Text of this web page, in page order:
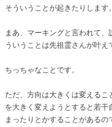
そういうことが起きたりします。
まあ、マーキングと言われて
ういうことは先祖霊さんが叶え
ちっちゃなことです。
ただ、方向は大きくは変える
を大きく変えようとすると若
まったりとかすることがある